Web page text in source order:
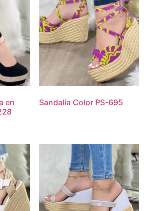
en
Sandalia Color PS-695